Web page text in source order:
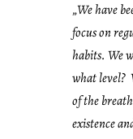
„We have
focus on
habits. We
what level?
of the
existence